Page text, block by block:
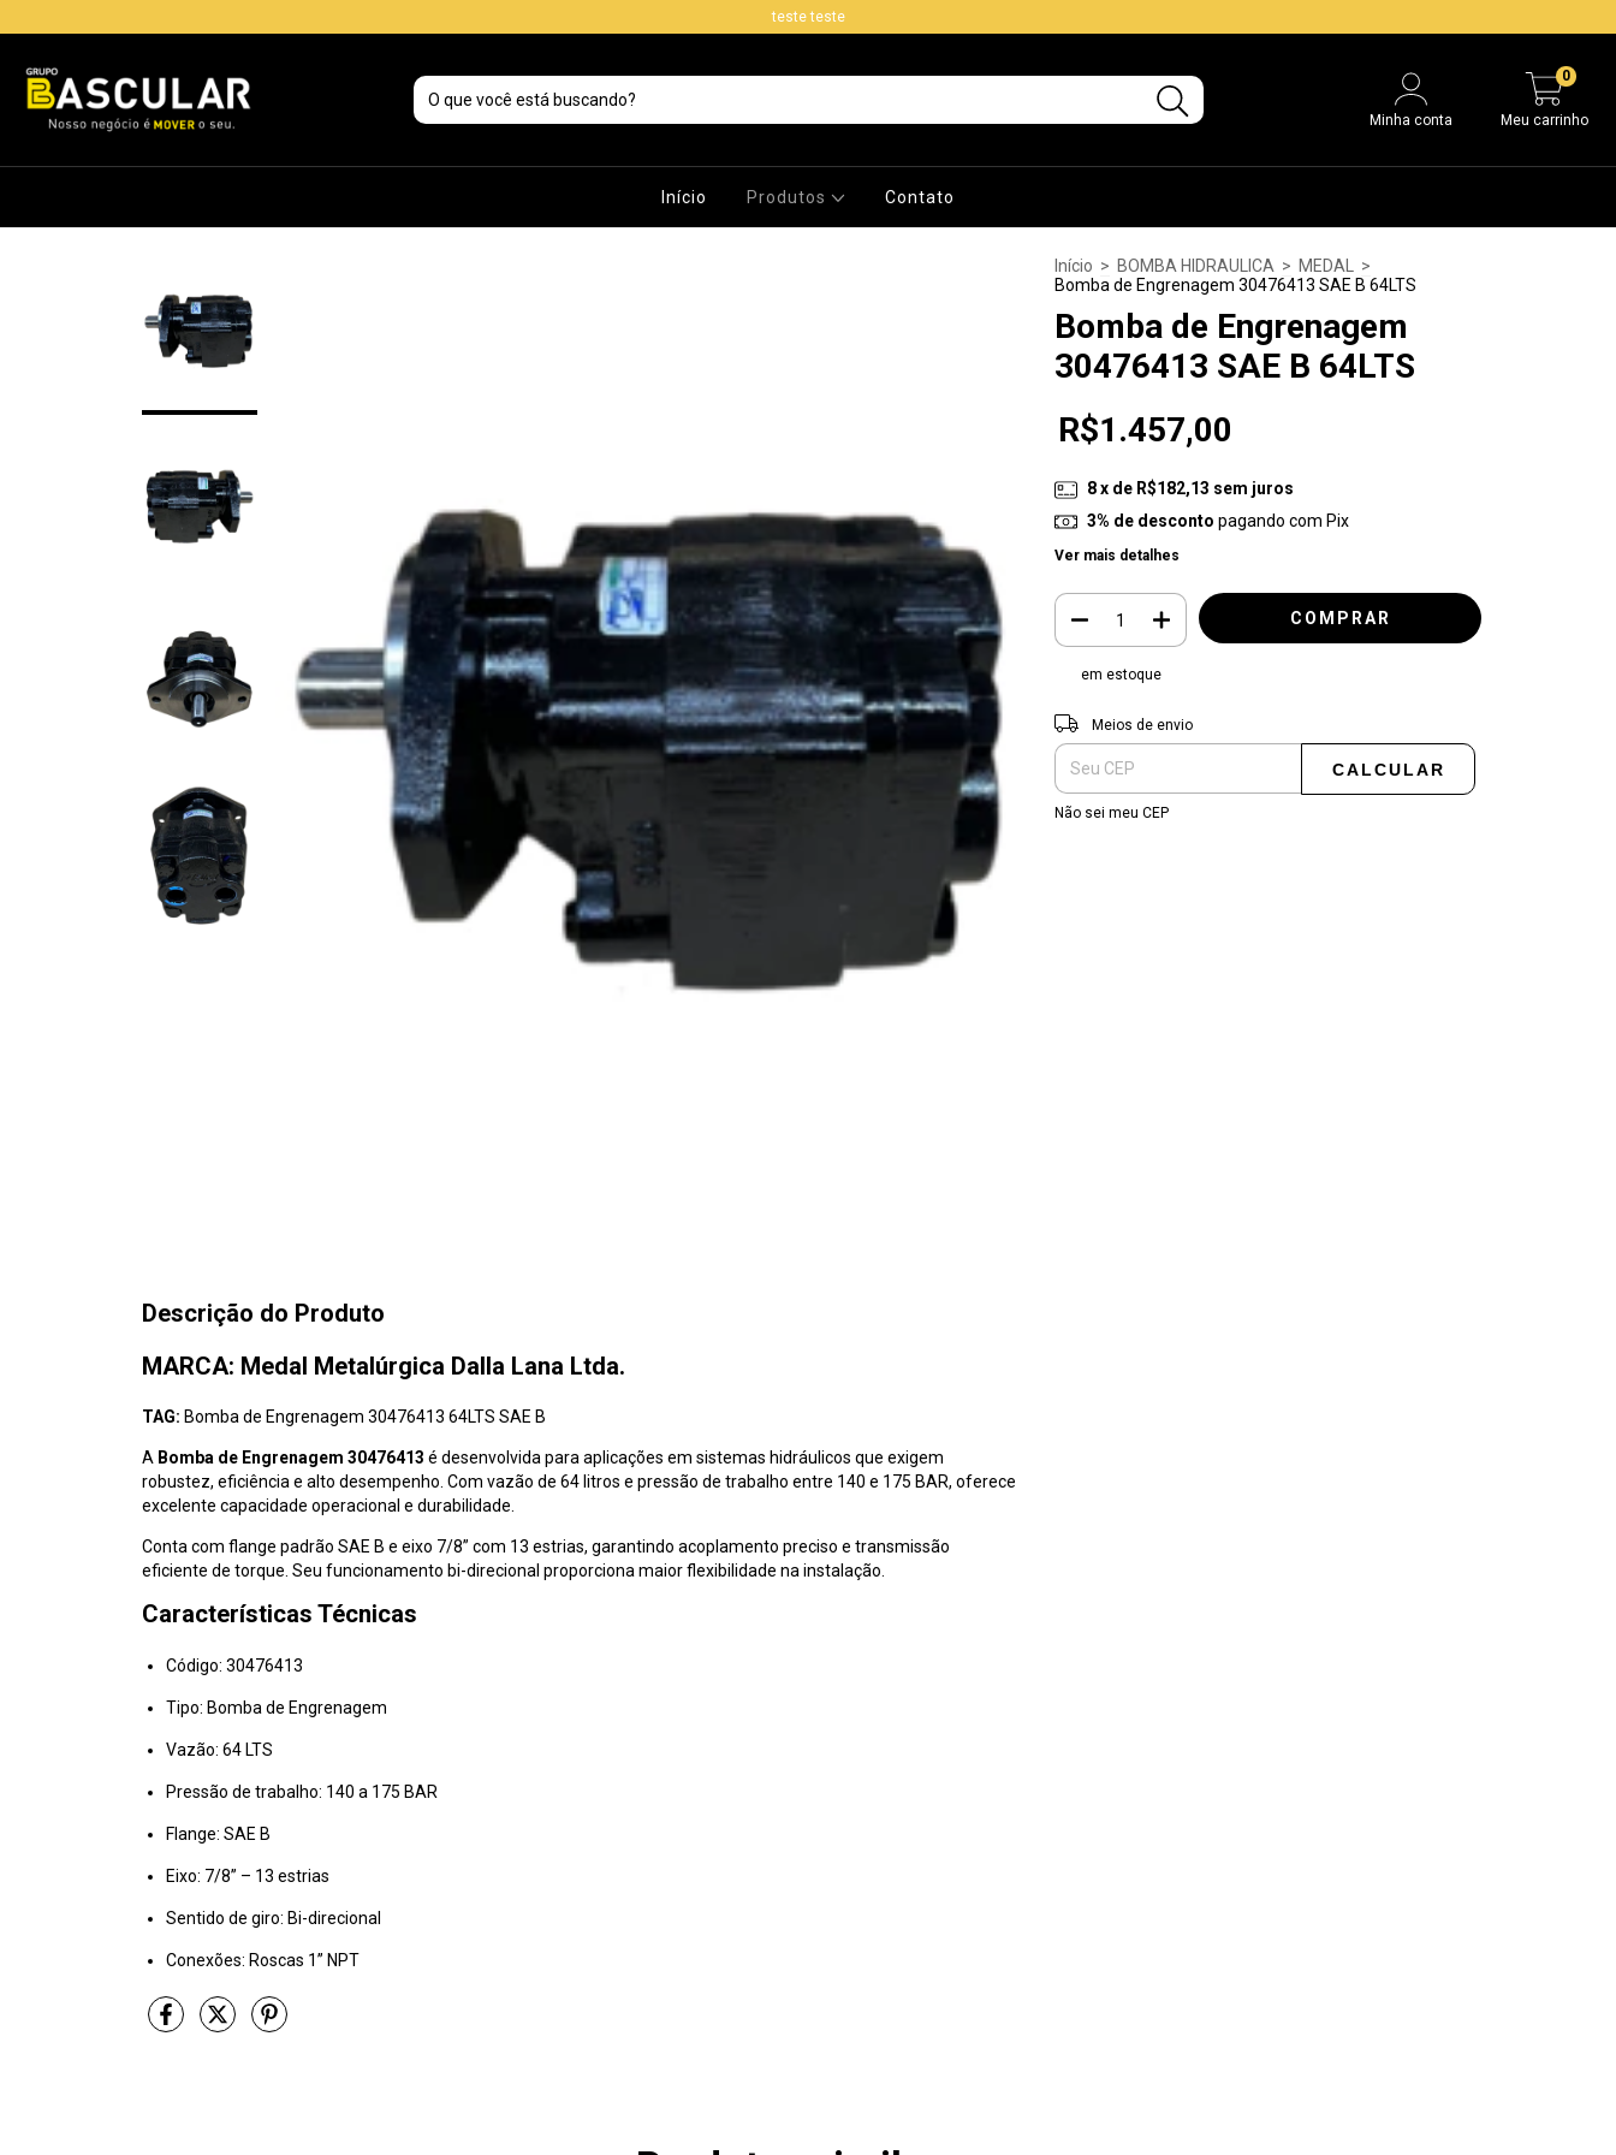
teste teste
Minha conta Meu carrinho
0
Início Produtos Contato
Descrição do Produto
MARCA: Medal Metalúrgica Dalla Lana Ltda.
TAG: Bomba de Engrenagem 30476413 64LTS SAE B
A Bomba de Engrenagem 30476413 é desenvolvida para aplicações em sistemas hidráulicos que exigem
robustez, eficiência e alto desempenho. Com vazão de 64 litros e pressão de trabalho entre 140 e 175 BAR, oferece
excelente capacidade operacional e durabilidade.
Conta com flange padrão SAE B e eixo 7/8” com 13 estrias, garantindo acoplamento preciso e transmissão
eficiente de torque. Seu funcionamento bi-direcional proporciona maior flexibilidade na instalação.
Características Técnicas
Código: 30476413
Tipo: Bomba de Engrenagem
Vazão: 64 LTS
Pressão de trabalho: 140 a 175 BAR
Flange: SAE B
Eixo: 7/8” – 13 estrias
Sentido de giro: Bi-direcional
Conexões: Roscas 1” NPT
Início > BOMBA HIDRAULICA > MEDAL
>
Bomba de Engrenagem 30476413 SAE B 64LTS
Bomba de Engrenagem
30476413 SAE B 64LTS
R$1.457,00
8 x de R$182,13 sem juros
3% de desconto pagando com Pix
Ver mais detalhes
em estoque
Entregas para o CEP:
Meios de envio
CALCULAR
Não sei meu CEP